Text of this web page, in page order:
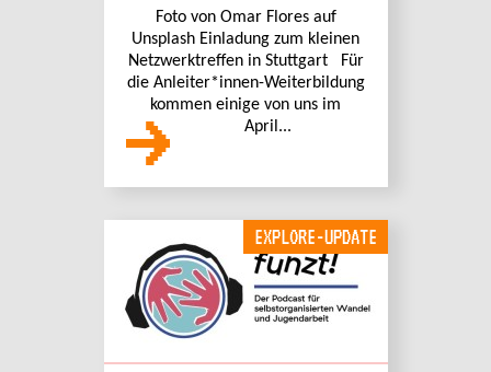
Foto von Omar Flores auf
Unsplash Einladung zum kleinen
Netzwerktreffen in Stuttgart Für
die Anleiter*innen-Weiterbildung
kommen einige von uns im
April...
EXPLORE-UPDATE